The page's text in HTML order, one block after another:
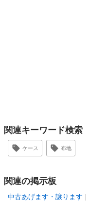
関連キーワード検索
ケース 布地
関連の掲示板
中古あげます・譲ります